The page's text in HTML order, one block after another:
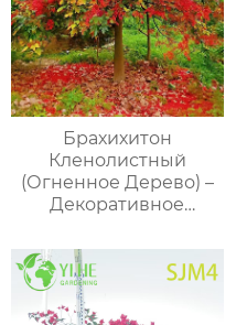
Брахихитон
Кленолистный
(Огненное Дерево) –
Декоративное
Опт, Экспорт